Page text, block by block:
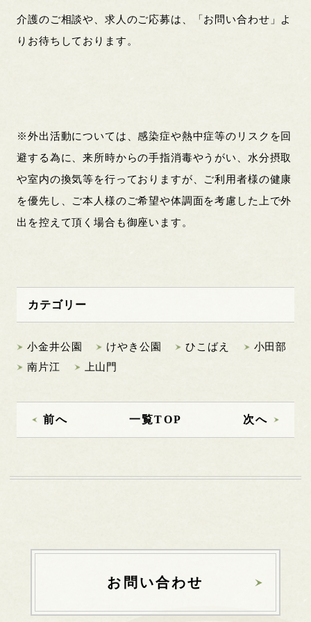
介護のご相談や、求人のご応募は、「お問い合わせ」よ
りお待ちしております。
※外出活動については、感染症や熱中症等のリスクを回
避する為に、来所時からの手指消毒やうがい、水分摂取
や室内の換気等を行っておりますが、ご利用者様の健康
を優先し、ご本人様のご希望や体調面を考慮した上で外
出を控えて頂く場合も御座います。
カテゴリー
小金井公園 けやき公園 ひこばえ
小田部
南片江
上山門
前へ 一覧TOP 次へ
お問い合わせ